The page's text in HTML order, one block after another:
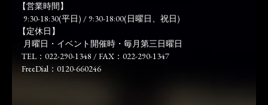
【営業時間】
9:30-18:30(平日) / 9:30-18:00(日曜日、祝日)
【定休日】
月曜日・イベント開催時・毎月第三日曜日
TEL：022-290-1348 / FAX：022-290-1347
FreeDial：0120-660246